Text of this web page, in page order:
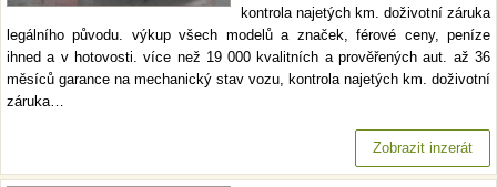
kontrola najetých km. doživotní záruka
legálního původu. výkup všech modelů a značek, férové ceny, peníze
ihned a v hotovosti. více než 19 000 kvalitních a prověřených aut. až 36
měsíců garance na mechanický stav vozu, kontrola najetých km. doživotní
záruka…
Zobrazit inzerát